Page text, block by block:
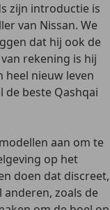
zijn introductie is
van Nissan. We
dat hij ook de
rekening is hij
heel nieuw leven
beste Qashqai
aan om te
op het
doen dat discreet,
anderen, zoals de